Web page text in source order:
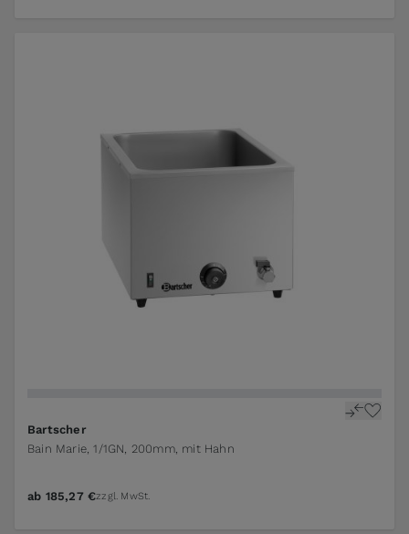
Bartscher
Bain Marie, 1/1GN, 200mm, mit Hahn
ab 185,27 €zzgl. MwSt.